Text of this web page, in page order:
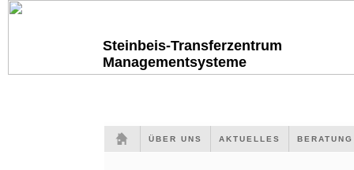
Steinbeis-Transferzentrum
Managementsysteme
ÜBER UNS AKTUELLES